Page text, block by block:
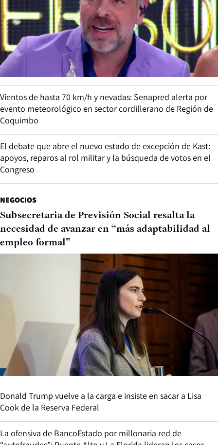
Vientos de hasta 70 km/h y nevadas: Senapred alerta por
evento meteorológico en sector cordillerano de Región de
Coquimbo
El debate que abre el nuevo estado de excepción de Kast:
apoyos, reparos al rol militar y la búsqueda de votos en el
Congreso
NEGOCIOS
Subsecretaria de Previsión Social resalta la
necesidad de avanzar en “más adaptabilidad al
empleo formal”
Donald Trump vuelve a la carga e insiste en sacar a Lisa
Cook de la Reserva Federal
La ofensiva de BancoEstado por millonaria red de